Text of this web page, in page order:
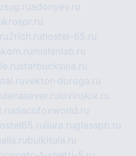
adonyev.ru
krospr.ru
2rich.ru hostel-65.ru
mishinlab.ru
starbucksvia.ru
vektor-doroga.ru
lenasever.ru lovinskix.ru
discofoxworld.ru
liura.ruglasspb.ru
bulkitula.ru